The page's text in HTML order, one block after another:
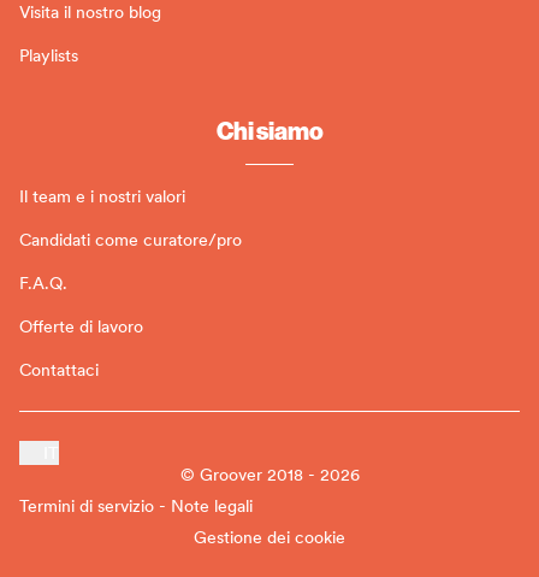
Visita il nostro blog
Playlists
Chi siamo
Il team e i nostri valori
Candidati come curatore/pro
F.A.Q.
Offerte di lavoro
Contattaci
© Groover 2018 - 2026
Termini di servizio - Note legali
Gestione dei cookie